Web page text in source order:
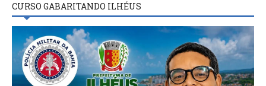
CURSO GABARITANDO ILHÉUS